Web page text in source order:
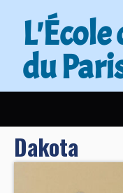
du
L’ÉCOLE DU CHAT
Dakota